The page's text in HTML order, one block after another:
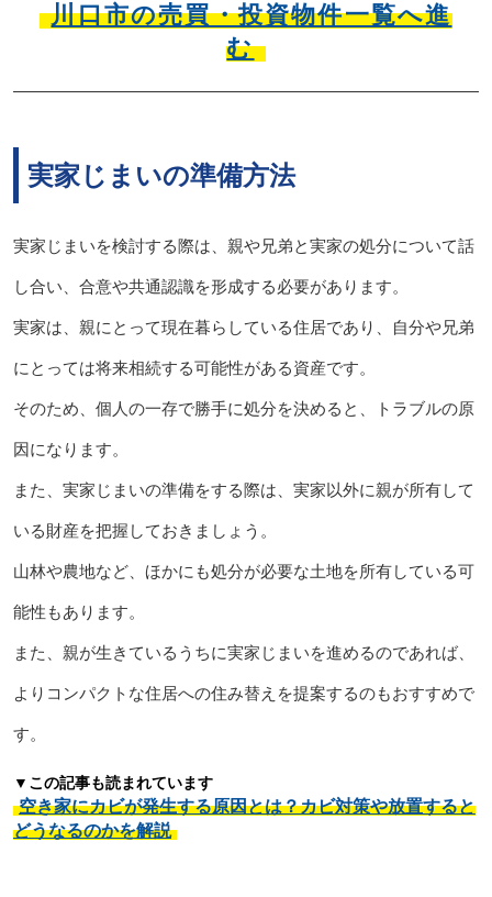
川口市の売買・投資物件一覧へ進
む
実家じまいの準備方法
実家じまいを検討する際は、親や兄弟と実家の処分について話
し合い、合意や共通認識を形成する必要があります。
実家は、親にとって現在暮らしている住居であり、自分や兄弟
にとっては将来相続する可能性がある資産です。
そのため、個人の一存で勝手に処分を決めると、トラブルの原
因になります。
また、実家じまいの準備をする際は、実家以外に親が所有して
いる財産を把握しておきましょう。
山林や農地など、ほかにも処分が必要な土地を所有している可
能性もあります。
また、親が生きているうちに実家じまいを進めるのであれば、
よりコンパクトな住居への住み替えを提案するのもおすすめで
す。
▼この記事も読まれています
空き家にカビが発生する原因とは？カビ対策や放置すると
どうなるのかを解説